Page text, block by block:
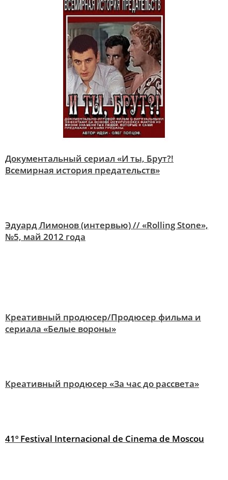
Документальный сериал «И ты, Брут?!
Всемирная история предательств»
Эдуард Лимонов (интервью) // «Rolling Stone»,
№5, май 2012 года
Креативный продюсер/Продюсер фильма и
сериала «Белые вороны»
Креативный продюсер «За час до рассвета»
41º Festival Internacional de Cinema de Moscou